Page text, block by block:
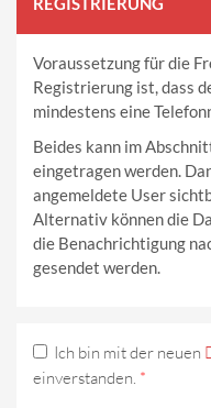
Voraussetzung für die
Registrierung ist, dass
mindestens eine
Beides kann im
eingetragen werden.
angemeldete User
Alternativ können die
die Benachrichtigung
gesendet werden.
Ich bin mit der neuen
einverstanden. *